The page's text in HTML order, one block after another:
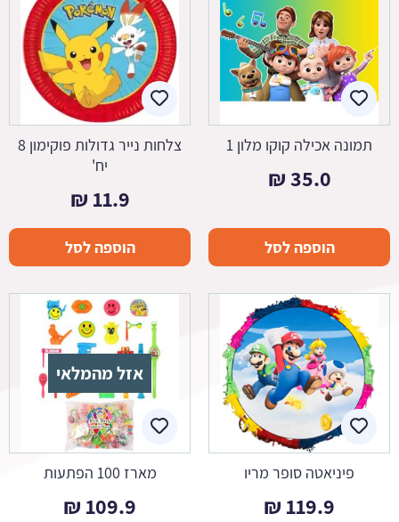
תמונה אכילה קוקו מלון 1
35.0
₪
הוספה לסל
צלחות נייר גדולות פוקימון 8
יח'
11.9
₪
הוספה לסל
פיניאטה סופר מריו
119.9
₪
אזל מהמלאי
מארז 100 הפתעות
109.9
₪